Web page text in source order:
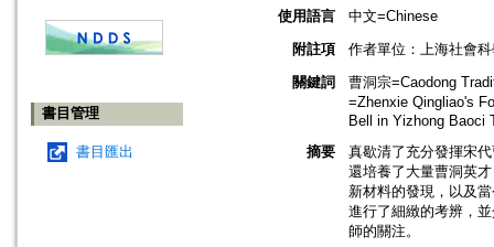
書目管理
書目匯出
使用語言
中文=Chinese
附註項
作者單位：上海社會
關鍵詞
曹洞宗=Caodong
=Zhenxie Qingliao's
Bell in Yizhong Baoci
摘要
真歇清了充分發揮宋
還培養了大量曹洞英
新材料的發現，以及
進行了細緻的考辨，
師的關注。